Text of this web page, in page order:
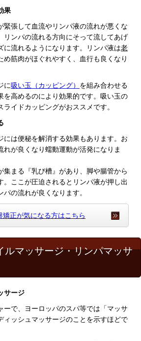
果
緊張して血流やリンパ液の流れが悪く な
リンパの流れる方向にそって流してあげ
に流れるようになります。リンパ液は老
め筋肉がほぐれやすく、血行も良くなり
に吸い玉（カッピング） を組み合わせる
を高めるのにより効果的です。吸い玉の
イドカッピングがおススメです。
には便秘を解消する効果もあります。お
れが良くなり蠕動運動が活発になりま
集まる『乳び槽』があり、脚や腸管から
。ここが圧迫されるとリンパ液が押し出
の流れが良くなります。
矯正が気になる方はこちら
ルマッサージ・リンパマッサ
サージ
ーで、ヨーロッパのスパ等では「マッサ
ィッシュマッサージのことを示すほどで